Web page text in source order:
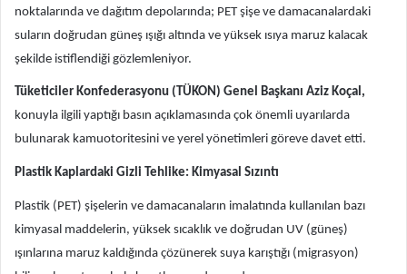
noktalarında ve dağıtım depolarında; PET şişe ve damacanalardaki
suların doğrudan güneş ışığı altında ve yüksek ısıya maruz kalacak
şekilde istiflendiği gözlemleniyor.
Tüketiciler Konfederasyonu (TÜKON) Genel Başkanı Aziz Koçal,
konuyla ilgili yaptığı basın açıklamasında çok önemli uyarılarda
bulunarak kamuotoritesini ve yerel yönetimleri göreve davet etti.
Plastik Kaplardaki Gizli Tehlike: Kimyasal Sızıntı
Plastik (PET) şişelerin ve damacanaların imalatında kullanılan bazı
kimyasal maddelerin, yüksek sıcaklık ve doğrudan UV (güneş)
ışınlarına maruz kaldığında çözünerek suya karıştığı (migrasyon)